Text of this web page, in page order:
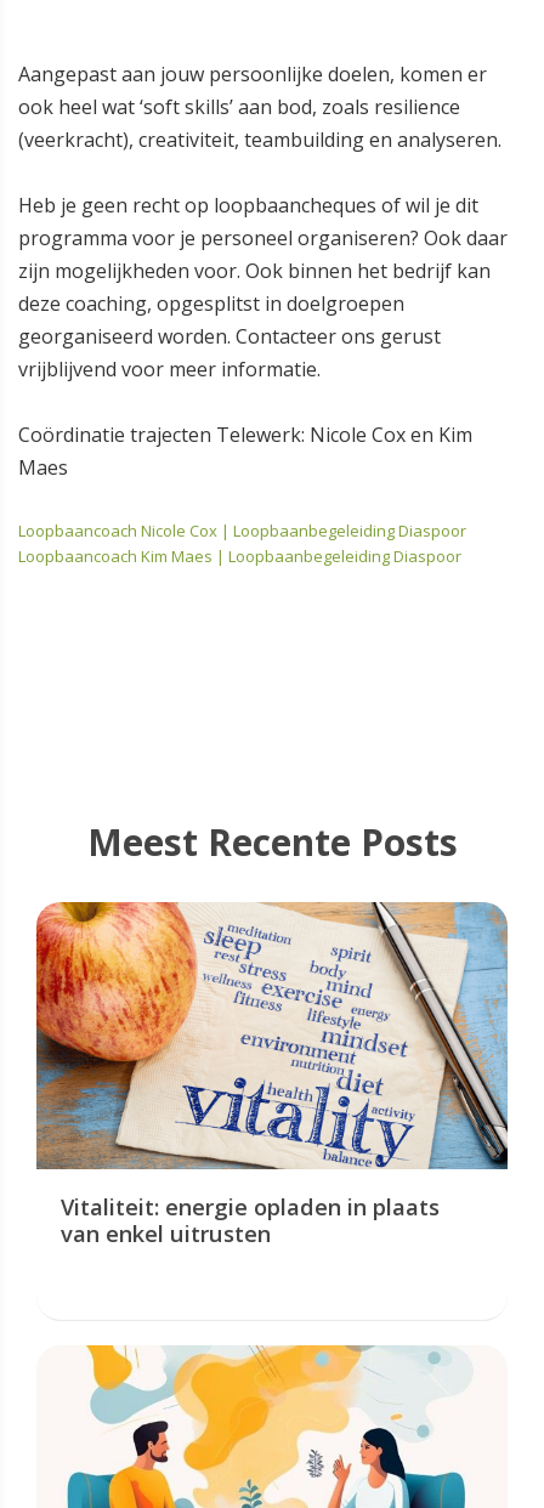
Aangepast aan jouw persoonlijke doelen, komen er
ook heel wat ‘soft skills’ aan bod, zoals resilience
(veerkracht), creativiteit, teambuilding en analyseren.
Heb je geen recht op loopbaancheques of wil je dit
programma voor je personeel organiseren? Ook daar
zijn mogelijkheden voor. Ook binnen het bedrijf kan
deze coaching, opgesplitst in doelgroepen
georganiseerd worden. Contacteer ons gerust
vrijblijvend voor meer informatie.
Coördinatie trajecten Telewerk: Nicole Cox en Kim
Maes
Loopbaancoach Nicole Cox | Loopbaanbegeleiding Diaspoor
Loopbaancoach Kim Maes | Loopbaanbegeleiding Diaspoor
Meest Recente Posts
Vitaliteit: energie opladen in plaats
van enkel uitrusten